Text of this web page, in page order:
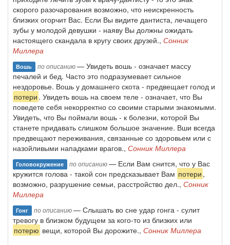
скорого разочарования возможно, что неискренность
близких огорчит Вас. Если Вы видите дантиста, лечащего
зубы у молодой девушки - наяву Вы должны ожидать
настоящего скандала в кругу своих друзей., Сонник
Миллера
Вошь по описанию— Увидеть вошь - означает массу
печалей и бед. Часто это подразумевает сильное
нездоровье. Вошь у домашнего скота - предвещает голод и
потери . Увидеть вошь на своем теле - означает, что Вы
поведете себя некорректно со своими старыми знакомыми.
Увидеть, что Вы поймали вошь - к болезни, которой Вы
станете придавать слишком большое значение. Вши всегда
предвещают переживания, связанные со здоровьем или с
назойливыми нападками врагов., Сонник Миллера
Головокружение по описанию— Если Вам снится, что у Вас
кружится голова - такой сон предсказывает Вам потери ,
возможно, разрушение семьи, расстройство дел., Сонник
Миллера
Гонг по описанию— Слышать во сне удар гонга - сулит
тревогу в близком будущем за кого-то из близких или
потерю вещи, которой Вы дорожите., Сонник Миллера